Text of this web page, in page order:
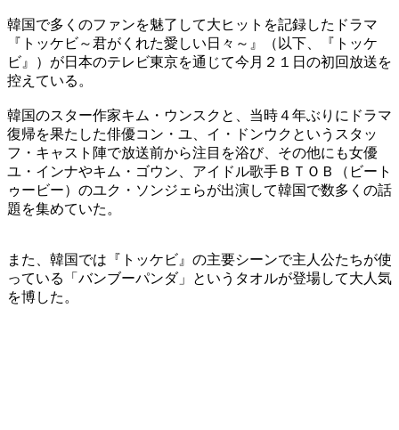
韓国で多くのファンを魅了して大ヒットを記録したドラマ
『トッケビ～君がくれた愛しい日々～』（以下、『トッケ
ビ』）が日本のテレビ東京を通じて今月２１日の初回放送を
控えている。
韓国のスター作家キム・ウンスクと、当時４年ぶりにドラマ
復帰を果たした俳優コン・ユ、イ・ドンウクというスタッ
フ・キャスト陣で放送前から注目を浴び、その他にも女優
ユ・インナやキム・ゴウン、アイドル歌手ＢＴＯＢ（ビート
ゥービー）のユク・ソンジェらが出演して韓国で数多くの話
題を集めていた。
また、韓国では『トッケビ』の主要シーンで主人公たちが使
っている「バンブーパンダ」というタオルが登場して大人気
を博した。